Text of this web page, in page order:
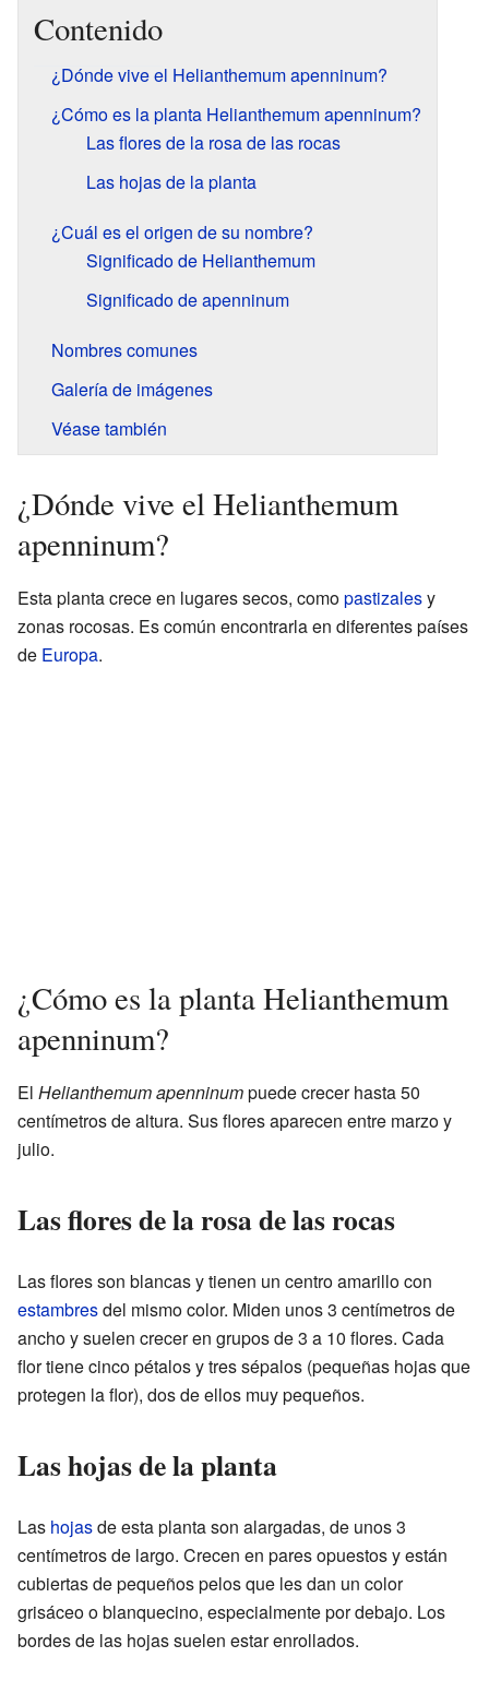
Contenido
¿Dónde vive el Helianthemum apenninum?
¿Cómo es la planta Helianthemum apenninum?
Las flores de la rosa de las rocas
Las hojas de la planta
¿Cuál es el origen de su nombre?
Significado de Helianthemum
Significado de apenninum
Nombres comunes
Galería de imágenes
Véase también
¿Dónde vive el Helianthemum
apenninum?
Esta planta crece en lugares secos, comopastizalesy
zonas rocosas. Es común encontrarla en diferentes países
de Europa.
¿Cómo es la planta Helianthemum
apenninum?
El Helianthemum apenninumpuede crecer hasta 50
centímetros de altura. Sus flores aparecen entre marzo y
julio.
Las flores de la rosa de las rocas
Las flores son blancas y tienen un centro amarillo con
estambresdel mismo color. Miden unos 3 centímetros de
ancho y suelen crecer en grupos de 3 a 10 flores. Cada
flor tiene cinco pétalos y tres sépalos (pequeñas hojas que
protegen la flor), dos de ellos muy pequeños.
Las hojas de la planta
Las hojasde esta planta son alargadas, de unos 3
centímetros de largo. Crecen en pares opuestos y están
cubiertas de pequeños pelos que les dan un color
grisáceo o blanquecino, especialmente por debajo. Los
bordes de las hojas suelen estar enrollados.